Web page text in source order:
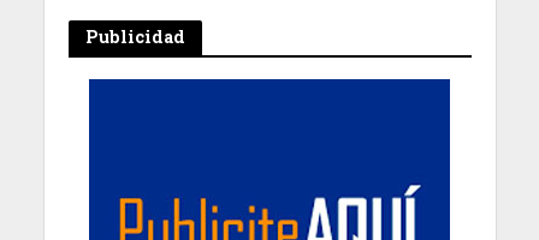
Publicidad